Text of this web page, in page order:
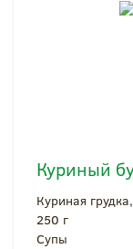
Куриный
Куриная
250 г
Супы